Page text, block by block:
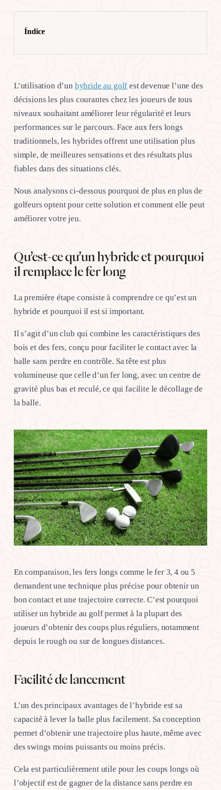
Índice
L’utilisation d’un hybride au golf est devenue l’une des
décisions les plus courantes chez les joueurs de tous
niveaux souhaitant améliorer leur régularité et leurs
performances sur le parcours. Face aux fers longs
traditionnels, les hybrides offrent une utilisation plus
simple, de meilleures sensations et des résultats plus
fiables dans des situations clés.
Nous analysons ci-dessous pourquoi de plus en plus de
golfeurs optent pour cette solution et comment elle peut
améliorer votre jeu.
Qu’est-ce qu’un hybride et pourquoi
il remplace le fer long
La première étape consiste à comprendre ce qu’est un
hybride et pourquoi il est si important.
Il s’agit d’un club qui combine les caractéristiques des
bois et des fers, conçu pour faciliter le contact avec la
balle sans perdre en contrôle. Sa tête est plus
volumineuse que celle d’un fer long, avec un centre de
gravité plus bas et reculé, ce qui facilite le décollage de
la balle.
En comparaison, les fers longs comme le fer 3, 4 ou 5
demandent une technique plus précise pour obtenir un
bon contact et une trajectoire correcte. C’est pourquoi
utiliser un hybride au golf permet à la plupart des
joueurs d’obtenir des coups plus réguliers, notamment
depuis le rough ou sur de longues distances.
Facilité de lancement
L’un des principaux avantages de l’hybride est sa
capacité à lever la balle plus facilement. Sa conception
permet d’obtenir une trajectoire plus haute, même avec
des swings moins puissants ou moins précis.
Cela est particulièrement utile pour les coups longs où
l’objectif est de gagner de la distance sans perdre en